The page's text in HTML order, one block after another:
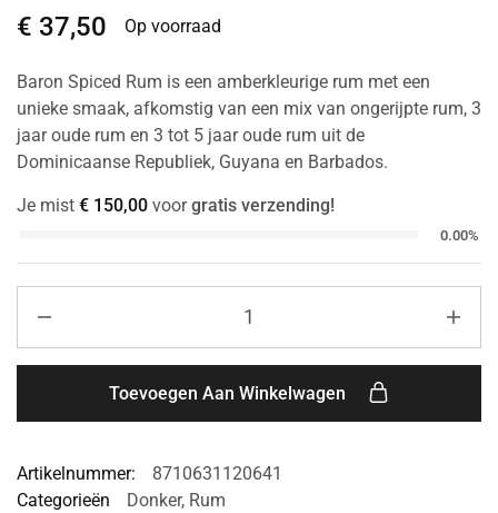
€ 37,50 Op voorraad
Baron Spiced Rum is een amberkleurige rum met een
unieke smaak, afkomstig van een mix van ongerijpte rum, 3
jaar oude rum en 3 tot 5 jaar oude rum uit de
Dominicaanse Republiek, Guyana en Barbados.
Je mist € 150,00 voorgratis verzending!
0.00%
Toevoegen Aan Winkelwagen
Artikelnummer:
8710631120641
Categorieën
Donker, Rum